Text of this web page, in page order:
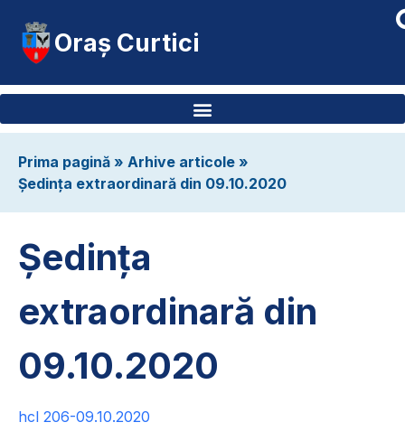
Oraș Curtici
Prima pagină » Arhive articole »
Ședința extraordinară din 09.10.2020
Ședința
extraordinară din
09.10.2020
hcl 206-09.10.2020